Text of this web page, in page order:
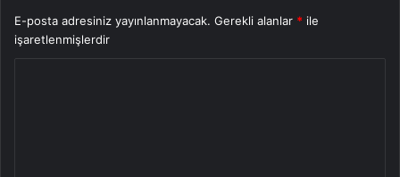
E-posta adresiniz yayınlanmayacak. Gerekli alanlar * ile
işaretlenmişlerdir